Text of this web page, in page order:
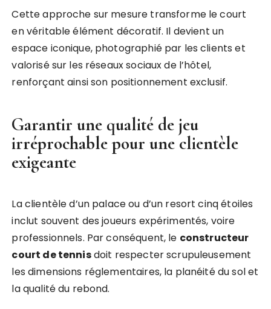
Cette approche sur mesure transforme le court
en véritable élément décoratif. Il devient un
espace iconique, photographié par les clients et
valorisé sur les réseaux sociaux de l’hôtel,
renforçant ainsi son positionnement exclusif.
Garantir une qualité de jeu
irréprochable pour une clientèle
exigeante
La clientèle d’un palace ou d’un resort cinq étoiles
inclut souvent des joueurs expérimentés, voire
professionnels. Par conséquent, le constructeur
court de tennisdoit respecter scrupuleusement
les dimensions réglementaires, la planéité du sol et
la qualité du rebond.